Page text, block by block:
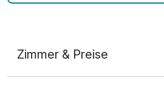
Zimmer & Preise